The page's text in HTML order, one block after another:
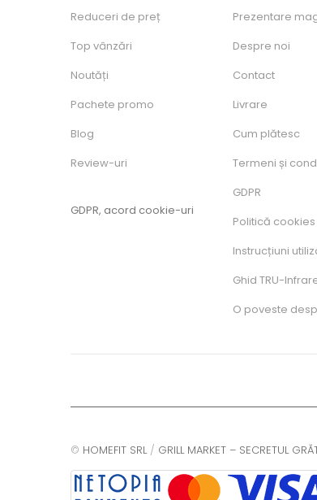
Reduceri de preț
Top vânzări
Noutăți
Pachete promo
Blog
Review-uri
GDPR, acord cookie-uri
Prezentare
Despre noi
Contact
Livrare
Cum plătesc
Termeni și
GDPR
Politică cookies
Instrucțiuni
Ghid TRU-
O poveste
© HOMEFIT SRL/ GRILL MARKET – SECRETUL